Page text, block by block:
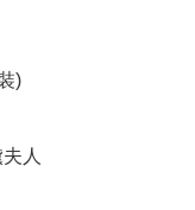
)
人